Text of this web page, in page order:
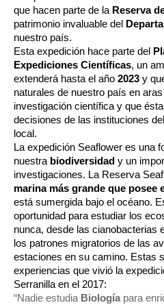
que hacen parte de la Reserva
patrimonio invaluable del
nuestro país.
Esta expedición hace parte del
Expediciones Científicas, un
extenderá hasta el año 2023 y
naturales de nuestro país en
investigación científica y que
decisiones de las instituciones
local.
La expedición Seaflower es una
nuestra biodiversidad y un
investigaciones. La Reserva
marina más grande que posee
está sumergida bajo el océano.
oportunidad para estudiar los
nunca, desde las cianobacterias
los patrones migratorios de las
estaciones en su camino. Estas
experiencias que vivió la
Serranilla en el 2017:
“Nadie estudia Biología para